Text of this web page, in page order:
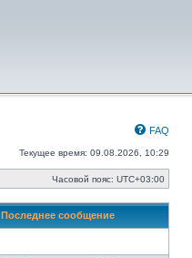
FAQ
Текущее время: 09.08.2026, 10:29
Часовой пояс: UTC+03:00
Последнее сообщение